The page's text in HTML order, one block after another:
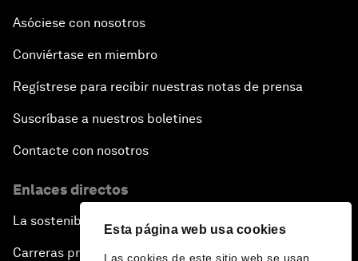
Esta página web usa cookies
Las cookies de este sitio web se usan
Asóciese con nosotros
Conviértase en miembro
Regístrese para recibir nuestras notas de prensa
Suscríbase a nuestros boletines
Contacte con nosotros
Enlaces directos
La sostenibilidad en el Foro
Carreras profesionales